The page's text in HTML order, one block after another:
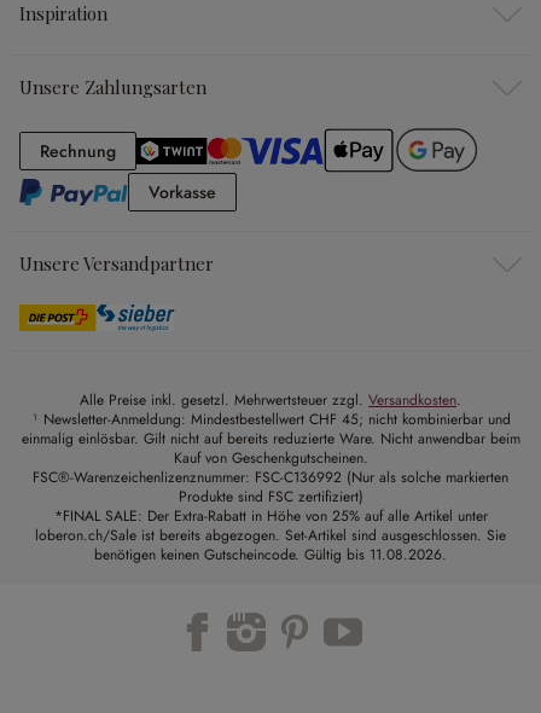
Inspiration
Unsere Zahlungsarten
RechnungRechnung
Vorkasse
Unsere Versandpartner
Alle Preise inkl. gesetzl. Mehrwertsteuer zzgl. Versandkosten.
¹ Newsletter-Anmeldung: Mindestbestellwert CHF 45; nicht kombinierbar und
einmalig einlösbar. Gilt nicht auf bereits reduzierte Ware. Nicht anwendbar beim
Kauf von Geschenkgutscheinen.
FSC®-Warenzeichenlizenznummer: FSC-C136992 (Nur als solche markierten
Produkte sind FSC zertifiziert)
*FINAL SALE: Der Extra-Rabatt in Höhe von 25% auf alle Artikel unter
loberon.ch/Sale ist bereits abgezogen. Set-Artikel sind ausgeschlossen. Sie
benötigen keinen Gutscheincode. Gültig bis 11.08.2026.